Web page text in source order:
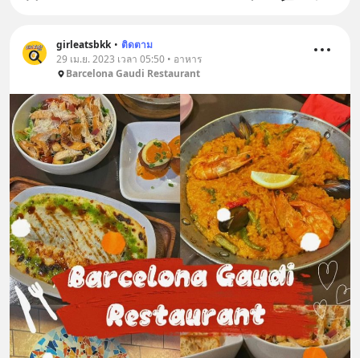
girleatsbkk • ติดตาม
29 เม.ย. 2023 เวลา 05:50 • อาหาร
Barcelona Gaudi Restaurant